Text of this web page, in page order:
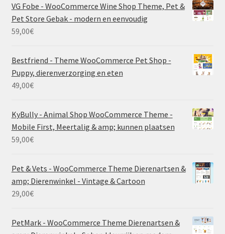
VG Fobe - WooCommerce Wine Shop Theme, Pet &
Pet Store Gebak - modern en eenvoudig
59,00€
Bestfriend - Theme WooCommerce Pet Shop -
Puppy, dierenverzorging en eten
49,00€
KyBully - Animal Shop WooCommerce Theme -
Mobile First, Meertalig & amp; kunnen plaatsen
59,00€
Pet & Vets - WooCommerce Theme Dierenartsen &
amp; Dierenwinkel - Vintage & Cartoon
29,00€
PetMark - WooCommerce Theme Dierenartsen &